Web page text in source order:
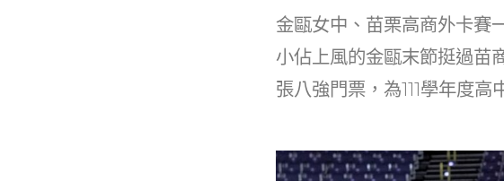
e c
e
b
o
k
itt
er
ai
l
C
h
at
k
e
n
金甌女中、苗栗高商外卡賽
小佔上風的金甌末節挺過苗
張八強門票，為111學年度